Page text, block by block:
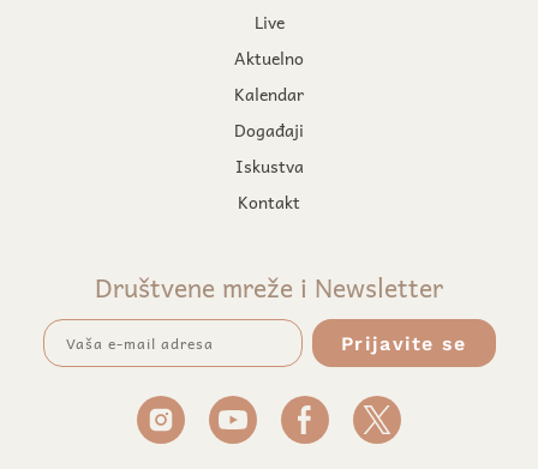
Live
Aktuelno
Kalendar
Događaji
Iskustva
Kontakt
Društvene mreže i Newsletter